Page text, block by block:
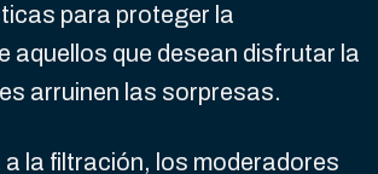
para proteger la
aquellos que desean disfrutar la
arruinen las sorpresas.
la filtración, los moderadores